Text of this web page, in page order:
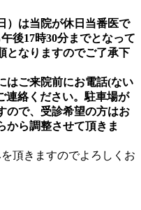
）は当院が休日当番医で
後17時30分までとなって
となりますのでご了承下
はご来院前にお電話(ない
連絡ください。駐車場が
ので、受診希望の方はお
から調整させて頂きま
頂きますのでよろしくお